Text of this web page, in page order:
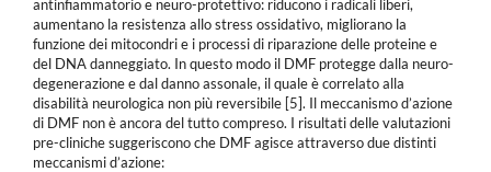
antinfiammatorio e neuro-protettivo: riducono i radicali liberi,
aumentano la resistenza allo stress ossidativo, migliorano la
funzione dei mitocondri e i processi di riparazione delle proteine e
del DNA danneggiato. In questo modo il DMF protegge dalla neuro-
degenerazione e dal danno assonale, il quale è correlato alla
disabilità neurologica non più reversibile [5]. Il meccanismo d’azione
di DMF non è ancora del tutto compreso. I risultati delle valutazioni
pre-cliniche suggeriscono che DMF agisce attraverso due distinti
meccanismi d’azione: